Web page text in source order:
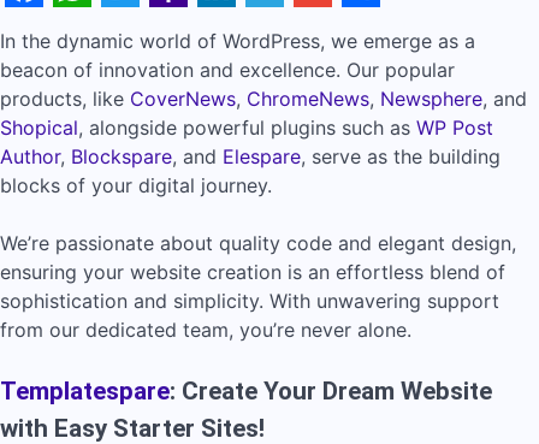
Facebook
WhatsApp
Twitter
Yahoo
Mail
LinkedIn
Telegram
GmailShare
In the dynamic world of WordPress, we emerge as a
beacon of innovation and excellence. Our popular
products, like CoverNews, ChromeNews, Newsphere, and
Shopical, alongside powerful plugins such as WP Post
Author, Blockspare, and Elespare, serve as the building
blocks of your digital journey.
We’re passionate about quality code and elegant design,
ensuring your website creation is an effortless blend of
sophistication and simplicity. With unwavering support
from our dedicated team, you’re never alone.
Templatespare: Create Your Dream Website
with Easy Starter Sites!